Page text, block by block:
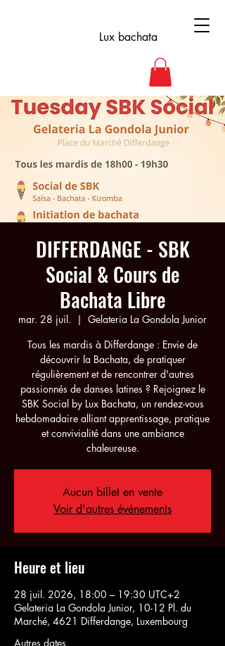
Lux bachata
DIFFERDANGE - SBK
Social & Cours de
Bachata Libre
mar. 28 juil.
  |
Gelateria La Gondola Junior
Tous les mardis à Differdange : Envie de
découvrir la Bachata, de pratiquer
régulièrement et de rencontrer d'autres
passionnés de danses latines ? Rejoignez le
SBK Social by Lux Bachata, un rendez-vous
hebdomadaire alliant apprentissage, pratique
et convivialité dans une ambiance
chaleureuse.
Aucun billet en vente
Voir d'autres événements
Heure et lieu
28 juil. 2026, 18:00 – 19:30 UTC+2
Gelateria La Gondola Junior, 10-12 Pl. du
Marché, 4621 Differdange, Luxembourg
Autres dates